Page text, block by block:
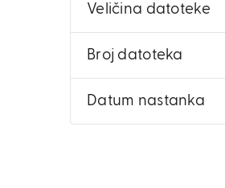
Veličina datoteke
Broj datoteka
Datum nastanka